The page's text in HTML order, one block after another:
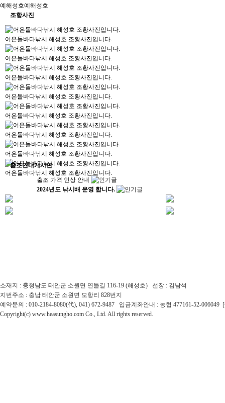
예 해성호예 해성호
조항사진
어은돌바다낚시 해성호 조황사진입니다.
어은돌바다낚시 해성호 조황사진입니다.
어은돌바다낚시 해성호 조황사진입니다.
어은돌바다낚시 해성호 조황사진입니다.
어은돌바다낚시 해성호 조황사진입니다.
어은돌바다낚시 해성호 조황사진입니다.
어은돌바다낚시 해성호 조황사진입니다.
어은돌바다낚시 해성호 조황사진입니다.
출조안내게시판
출조 가격 인상 안내
2024년도 낚시배 운영 합니다.
소재지 : 충청남도 태안군 소원면 연들길 116-19 (해성호) 선장 : 김남석
지번주소 : 충남 태안군 소원면 모항리 828번지
예약문의 : 010-2184-8080(代), 041) 672-9487 입금계좌안내 : 농협 477161-52-
Copyright(c) www.heasungho.com Co., Ltd. All rights reserved.